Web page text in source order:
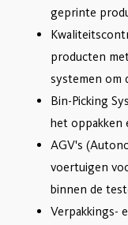
geprinte
producten
systemen om
Bin-Picking
het oppakken
AGV's
voertuigen
binnen de
Verpakkings-